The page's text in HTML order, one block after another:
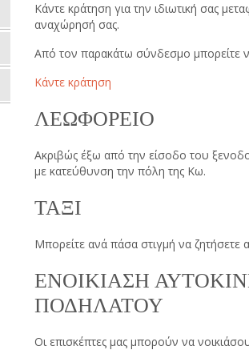
Κάντε κράτηση για την ιδιωτική σας
αναχώρησή σας.
Από τον παρακάτω σύνδεσμο μπορείτε
Κάντε κράτηση
ΛΕΩΦΟΡΕΙΟ
Ακριβώς έξω από την είσοδο του
με κατεύθυνση την πόλη της Κω.
TAΞI
Μπορείτε ανά πάσα στιγμή να ζητήσετε
ΕΝΟΙΚΙΑΣΗ
ΠΟΔΗΛΑΤΟΥ
Οι επισκέπτες μας μπορούν να